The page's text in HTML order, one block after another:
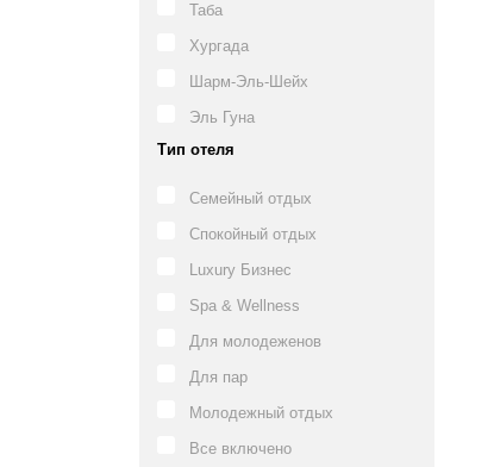
Таба
Хургада
Шарм-Эль-Шейх
Эль Гуна
Тип отеля
Семейный отдых
Спокойный отдых
Luxury Бизнес
Spa & Wellness
Для молодеженов
Для пар
Молодежный отдых
Все включено